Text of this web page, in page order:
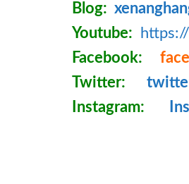
Blog:
Youtube:
Facebook:
Twitter:
Instagram: